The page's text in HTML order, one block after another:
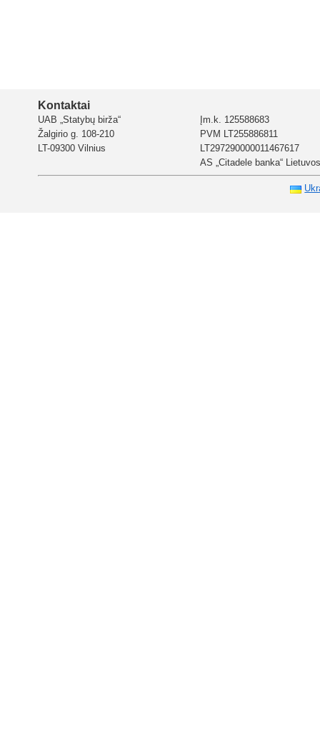
Kontaktai
UAB „Statybų birža“
Žalgirio g. 108-210
LT-09300 Vilnius
Įm.k. 125588683
PVM LT255886811
LT297290000011467617
AS „Citadele banka“